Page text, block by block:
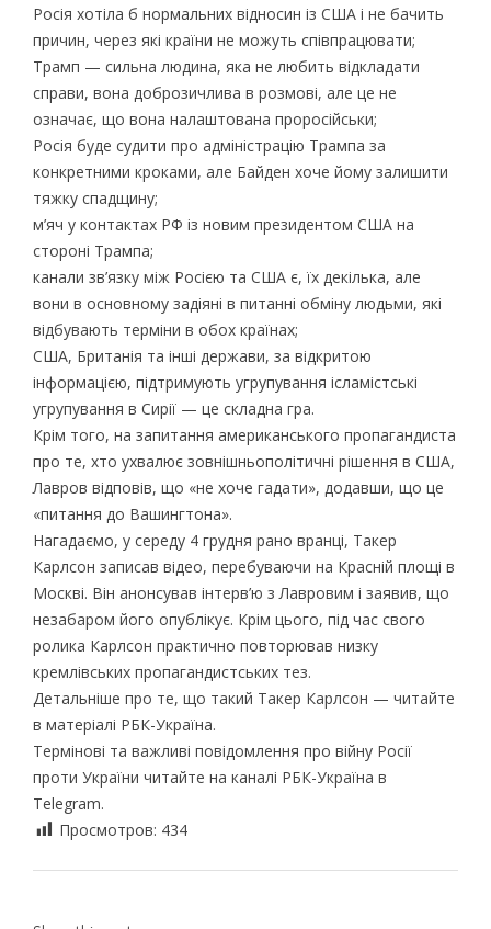
Росія хотіла б нормальних відносин із США і не бачить
причин, через які країни не можуть співпрацювати;
Трамп — сильна людина, яка не любить відкладати
справи, вона доброзичлива в розмові, але це не
означає, що вона налаштована проросійськи;
Росія буде судити про адміністрацію Трампа за
конкретними кроками, але Байден хоче йому залишити
тяжку спадщину;
м’яч у контактах РФ із новим президентом США на
стороні Трампа;
канали зв’язку між Росією та США є, їх декілька, але
вони в основному задіяні в питанні обміну людьми, які
відбувають терміни в обох країнах;
США, Британія та інші держави, за відкритою
інформацією, підтримують угрупування ісламістські
угрупування в Сирії — це складна гра.
Крім того, на запитання американського пропагандиста
про те, хто ухвалює зовнішньополітичні рішення в США,
Лавров відповів, що «не хоче гадати», додавши, що це
«питання до Вашингтона».
Нагадаємо, у середу 4 грудня рано вранці, Такер
Карлсон записав відео, перебуваючи на Красній площі в
Москві. Він анонсував інтерв’ю з Лавровим і заявив, що
незабаром його опублікує. Крім цього, під час свого
ролика Карлсон практично повторював низку
кремлівських пропагандистських тез.
Детальніше про те, що такий Такер Карлсон — читайте
в матеріалі РБК-Україна.
Термінові та важливі повідомлення про війну Росії
проти України читайте на каналі РБК-Україна в
Telegram.
Просмотров: 434